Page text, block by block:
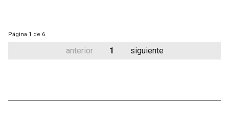
Página 1 de 6
anterior 1 siguiente